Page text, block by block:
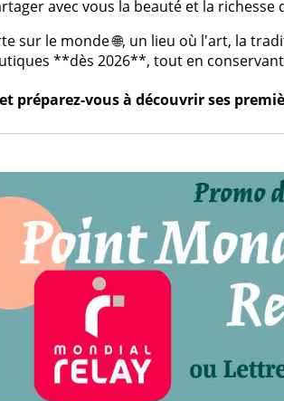
avec vous la beauté et la
sur le monde 🌐, un lieu où l'art, la
**dès 2026**, tout en
vous à découvrir ses